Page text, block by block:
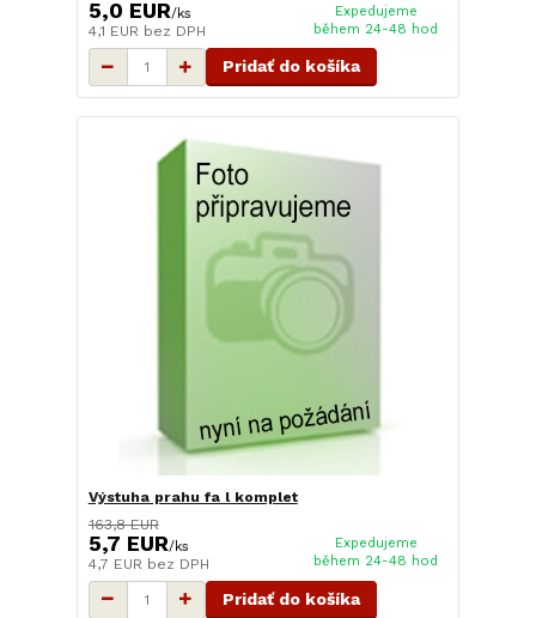
5,0 EUR/ks
4,1 EUR bez DPH
Expedujeme
během 24-48 hod
Pridať do košíka
Výstuha prahu fa l komplet
163,8 EUR
5,7 EUR/ks
4,7 EUR bez DPH
Expedujeme
během 24-48 hod
Pridať do košíka